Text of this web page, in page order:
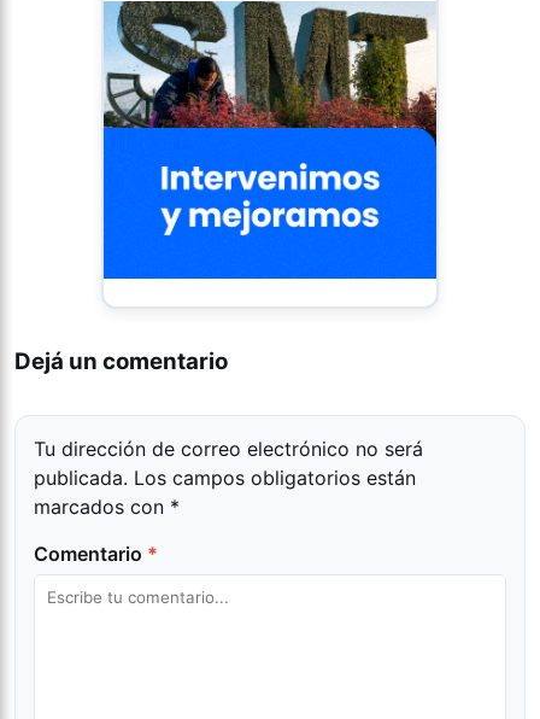
Dejá un comentario
Tu dirección de correo electrónico no será
publicada. Los campos obligatorios están
marcados con *
Comentario *